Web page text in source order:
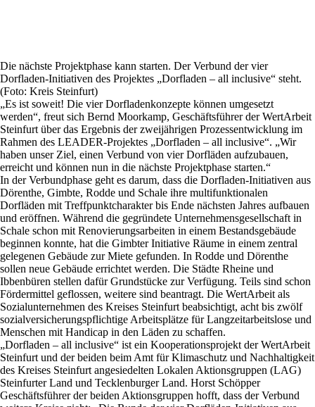
Die nächste Projektphase kann starten. Der Verbund der vier
Dorfladen-Initiativen des Projektes „Dorfladen – all inclusive“ steht.
(Foto: Kreis Steinfurt)
„Es ist soweit! Die vier Dorfladenkonzepte können umgesetzt
werden“, freut sich Bernd Moorkamp, Geschäftsführer der WertArbeit
Steinfurt über das Ergebnis der zweijährigen Prozessentwicklung im
Rahmen des LEADER-Projektes „Dorfladen – all inclusive“. „Wir
haben unser Ziel, einen Verbund von vier Dorfläden aufzubauen,
erreicht und können nun in die nächste Projektphase starten.“
In der Verbundphase geht es darum, dass die Dorfladen-Initiativen aus
Dörenthe, Gimbte, Rodde und Schale ihre multifunktionalen
Dorfläden mit Treffpunktcharakter bis Ende nächsten Jahres aufbauen
und eröffnen. Während die gegründete Unternehmensgesellschaft in
Schale schon mit Renovierungsarbeiten in einem Bestandsgebäude
beginnen konnte, hat die Gimbter Initiative Räume in einem zentral
gelegenen Gebäude zur Miete gefunden. In Rodde und Dörenthe
sollen neue Gebäude errichtet werden. Die Städte Rheine und
Ibbenbüren stellen dafür Grundstücke zur Verfügung. Teils sind schon
Fördermittel geflossen, weitere sind beantragt. Die WertArbeit als
Sozialunternehmen des Kreises Steinfurt beabsichtigt, acht bis zwölf
sozialversicherungspflichtige Arbeitsplätze für Langzeitarbeitslose und
Menschen mit Handicap in den Läden zu schaffen.
„Dorfladen – all inclusive“ ist ein Kooperationsprojekt der WertArbeit
Steinfurt und der beiden beim Amt für Klimaschutz und Nachhaltigkeit
des Kreises Steinfurt angesiedelten Lokalen Aktionsgruppen (LAG)
Steinfurter Land und Tecklenburger Land. Horst Schöpper
Geschäftsführer der beiden Aktionsgruppen hofft, dass der Verbund